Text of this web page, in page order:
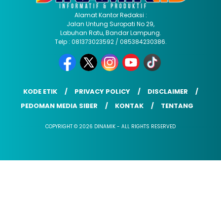
Alamat Kantor Redaksi :
Jalan Untung Suropati No 29,
Labuhan Ratu, Bandar Lampung.
Telp : 081373023592 / 085384230386.
KODE ETIK PRIVACY POLICY
DISCLAIMER
PEDOMAN MEDIA SIBER
KONTAK TENTANG
COPYRIGHT © 2026 DINAMIK - ALL RIGHTS RESERVED